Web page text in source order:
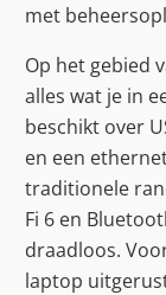
met
Op het gebied
alles wat je in
beschikt over
en een
traditionele
Fi 6 en
draadloos.
laptop